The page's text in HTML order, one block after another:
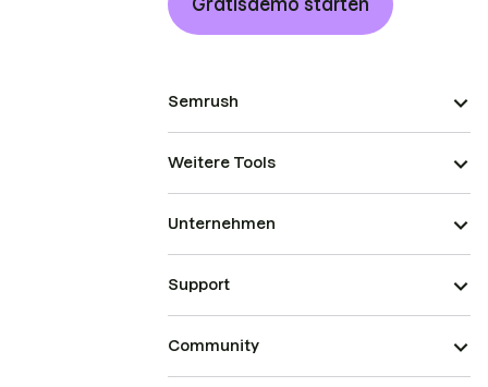
Gratisdemo starten
Semrush
Weitere Tools
Unternehmen
Support
Community